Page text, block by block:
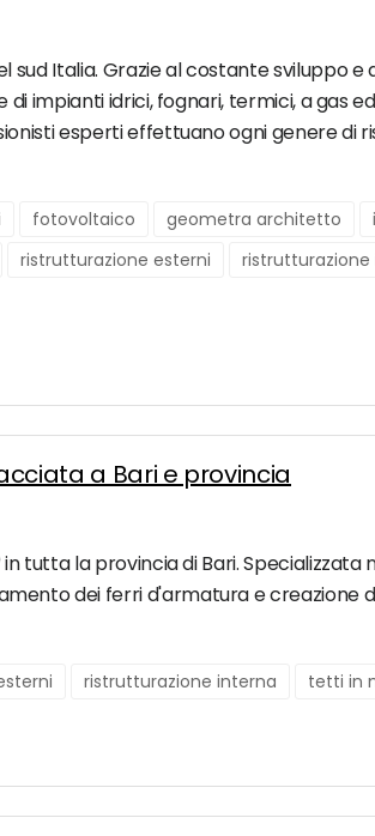
sud Italia. Grazie al costante sviluppo
impianti idrici, fognari, termici, a gas
esperti effettuano ogni genere di
fotovoltaico geometra architetto
ristrutturazione esterni ristrutturazione
a Bari e provincia
tutta la provincia di Bari.
dei ferri d'armatura e creazione
ristrutturazione interna tetti in